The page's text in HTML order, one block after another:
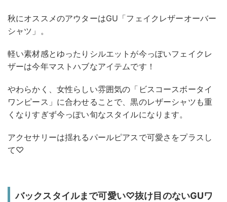
秋にオススメのアウターはGU「フェイクレザーオーバー
シャツ」。
軽い素材感とゆったりシルエットが今っぽいフェイクレ
ザーは今年マストハブなアイテムです！
やわらかく、女性らしい雰囲気の「ビスコースボータイ
ワンピース」に合わせることで、黒のレザーシャツも重
くなりすぎず今っぽい旬なスタイルになります。
アクセサリーは揺れるパールピアスで可愛さをプラスし
て♡
バックスタイルまで可愛い♡抜け目のないGUワ